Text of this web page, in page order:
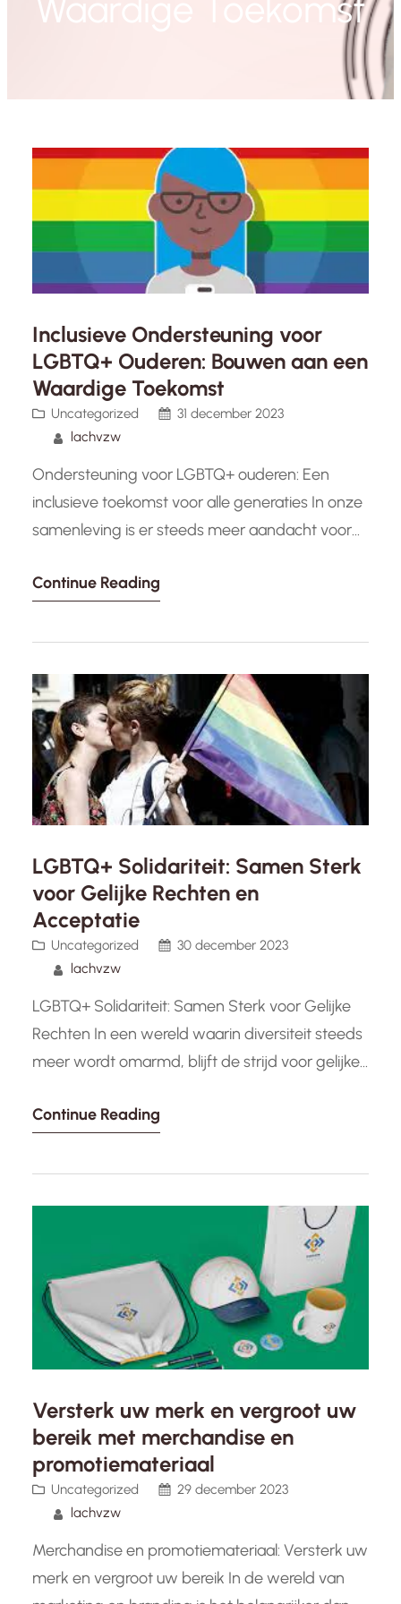
Inclusieve Ondersteuning voor
LGBTQ+ Ouderen: Bouwen aan een
Waardige Toekomst
Uncategorized
31 december 2023
lachvzw
Ondersteuning voor LGBTQ+ ouderen: Een
inclusieve toekomst voor alle generaties In onze
samenleving is er steeds meer aandacht voor
groepen binnen de LGBTQ+ gemeenschap. Een
zijn de LGBTQ+ ouderen. Het is van cruciaal
ondersteunen,…
Continue Reading
LGBTQ+ Solidariteit: Samen Sterk
voor Gelijke Rechten en
Acceptatie
Uncategorized
30 december 2023
lachvzw
LGBTQ+ Solidariteit: Samen Sterk voor Gelijke
Rechten In een wereld waarin diversiteit steeds
meer wordt omarmd, blijft de strijd voor gelijke
gemeenschap van cruciaal belang. Solidariteit
krachtige verbinding tussen individuen,
genderidentiteit, die verandering teweegbrengt
Continue Reading
Versterk uw merk en vergroot uw
bereik met merchandise en
promotiemateriaal
Uncategorized
29 december 2023
lachvzw
Merchandise en promotiemateriaal: Versterk uw
merk en vergroot uw bereik In de wereld van